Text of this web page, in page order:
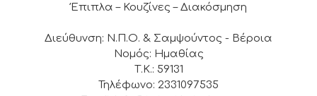
Έπιπλα – Κουζίνες – Διακόσμηση
Διεύθυνση: Ν.Π.Ο. & Σαμψούντος - Βέροια
Νομός: Ημαθίας
Τ.Κ.: 59131
Τηλέφωνο: 2331097535